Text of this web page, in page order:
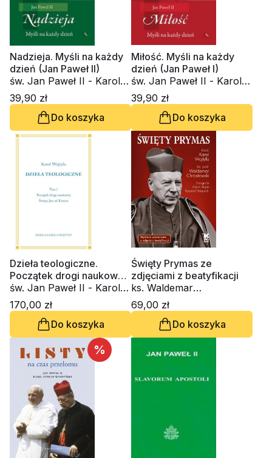
Nadzieja. Myśli na każdy
dzień (Jan Paweł II)
św. Jan Paweł II - Karol
Wojtyła
39,90 zł
Do koszyka
Miłość. Myśli na każdy
dzień (Jan Paweł I)
św. Jan Paweł II - Karol
Wojtyła
39,90 zł
Do koszyka
Dzieła teologiczne.
Początek drogi naukowej.
Święty Jan od Krzyża
św. Jan Paweł II - Karol
Wojtyła
170,00 zł
Do koszyka
Święty Prymas ze
zdjęciami z beatyfikacji
ks. Waldemar
Chrostowski, św. Jan
Paweł II - Karol Wojtyła,
Adam Bujak
69,00 zł
Do koszyka
%